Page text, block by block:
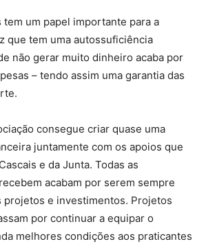
tem um papel importante para a
que tem uma autossuficiência
não gerar muito dinheiro acaba por
– tendo assim uma garantia das
consegue criar quase uma
juntamente com os apoios que
e da Junta. Todas as
acabam por serem sempre
projetos e investimentos. Projetos
por continuar a equipar o
melhores condições aos praticantes